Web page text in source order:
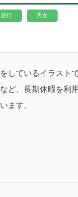
旅行 男女
しているイラスト
ど、長期休暇を利
ます。